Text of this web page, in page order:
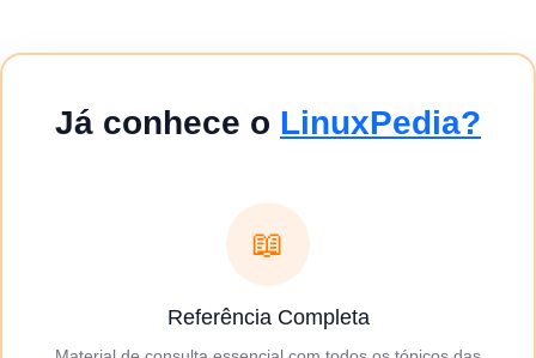
Já conhece o LinuxPedia?
📖
Referência Completa